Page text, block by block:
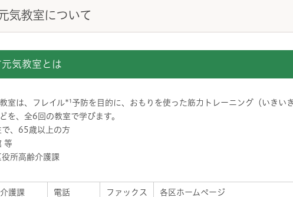
気教室について
気教室とは
室は、フレイル*¹予防を目的に、おもりを使った筋力トレーニング（いきい
を、全6回の教室で学びます。
で、65歳以上の方
等
所高齢介護課
護課 電話 ファックス 各区ホームページ